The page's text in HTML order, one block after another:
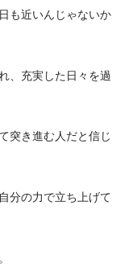
も近いんじゃないか
、充実した日々を過
突き進む人だと信じ
分の力で立ち上げて